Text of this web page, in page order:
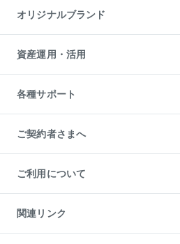
アパート経営
収益物件
ビル購入（ビル一棟）
投資用不動産の売却査定
事業用不動産の売却査定
マンションライブラリー
人気マンションランキング
暮らしに役立つ不動産メディア
不動産相場・不動産価格情報
不動産コラム・ニュース
不動産用語集
不動産なんでもネット相談室
住まいの税金
オリジナルブランド
一棟リノベーションマンション
L`GENTE（ルジェンテ）
区分リノベーションマンション
投資用一棟レジデンスWELL
不動産小口投資
LEGACIA（レガシア）
資産運用・活用
不動産M&A
アセットマネジメント・出資
各種サポート
相続サポート
リフォームサポート
ご契約者さまへ
ご紹介・再契約特典
入居者様専用-各種ご案内（賃貸）
東急こすもす会「こすもすWeb」
ご利用について
金融商品取引について
東急リバブル ソーシャルメディアポリシー
ご意見・お問い合わせ（金融商品取引専
関連リンク